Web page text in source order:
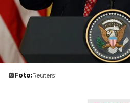
Foto:Reuters